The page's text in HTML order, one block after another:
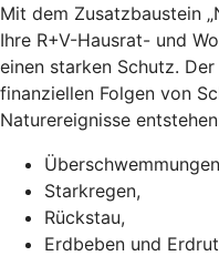
Mit dem Zusatzbaustein
Ihre R+V-Hausrat- und
einen starken Schutz.
finanziellen Folgen von
Naturereignisse
Starkregen,
Rückstau,
Erdbeben und